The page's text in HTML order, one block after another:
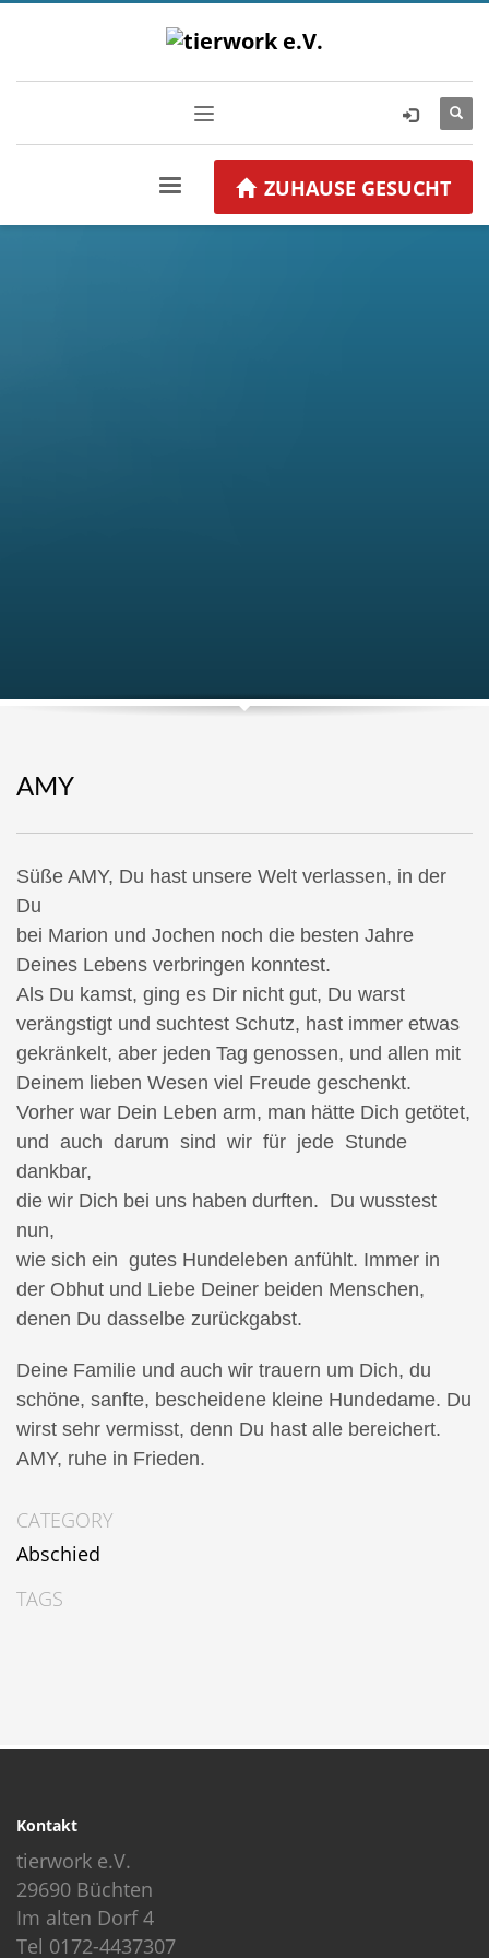
ZUHAUSE GESUCHT
AMY
Süße AMY, Du hast unsere Welt verlassen, in der
Du
bei Marion und Jochen noch die besten Jahre
Deines Lebens verbringen konntest.
Als Du kamst, ging es Dir nicht gut, Du warst
verängstigt und suchtest Schutz, hast immer etwas
gekränkelt, aber jeden Tag genossen, und allen mit
Deinem lieben Wesen viel Freude geschenkt.
Vorher war Dein Leben arm, man hätte Dich getötet,
und auch darum sind wir für jede Stunde
dankbar,
die wir Dich bei uns haben durften. Du wusstest
nun,
wie sich ein gutes Hundeleben anfühlt. Immer in
der Obhut und Liebe Deiner beiden Menschen,
denen Du dasselbe zurückgabst.
Deine Familie und auch wir trauern um Dich, du
schöne, sanfte, bescheidene kleine Hundedame. Du
wirst sehr vermisst, denn Du hast alle bereichert.
AMY, ruhe in Frieden.
CATEGORY
Abschied
TAGS
Kontakt
tierwork e.V.
29690 Büchten
Im alten Dorf 4
Tel 0172-4437307